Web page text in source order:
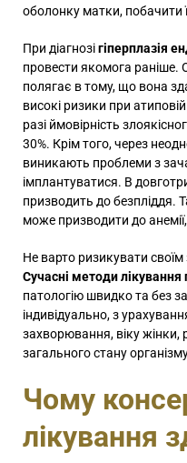
оболонку матки, побачити
При діагнозігіперплазія
провести якомога раніше.
полягає в тому, що вона
високі ризики при
разі ймовірність
30%. Крім того, через
виникають проблеми з
імплантуватися. В
призводить до безпліддя.
може призводити до
Не варто ризикувати
Сучасні методи лікування
патологію швидко та без
індивідуально, з
захворювання, віку жінки,
загального стану
Чому
лікування